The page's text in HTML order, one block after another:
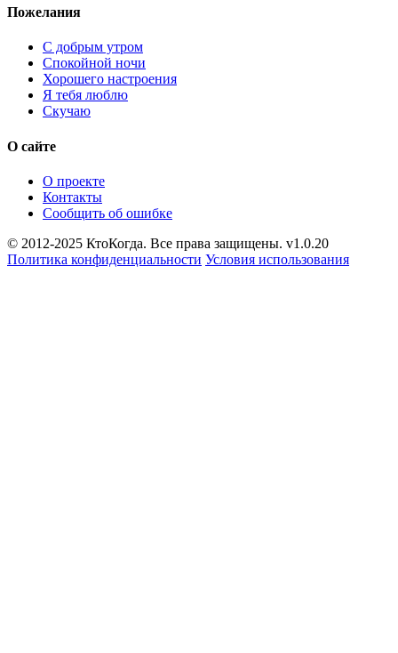
Пожелания
С добрым утром
Спокойной ночи
Хорошего настроения
Я тебя люблю
Скучаю
О сайте
О проекте
Контакты
Сообщить об ошибке
© 2012-2025 КтоКогда. Все права защищены. v1.0.20
Политика конфиденциальности Условия использования